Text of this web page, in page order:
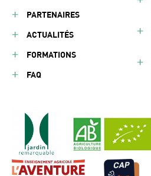
PARTENAIRES
ACTUALITÉS
FORMATIONS
FAQ